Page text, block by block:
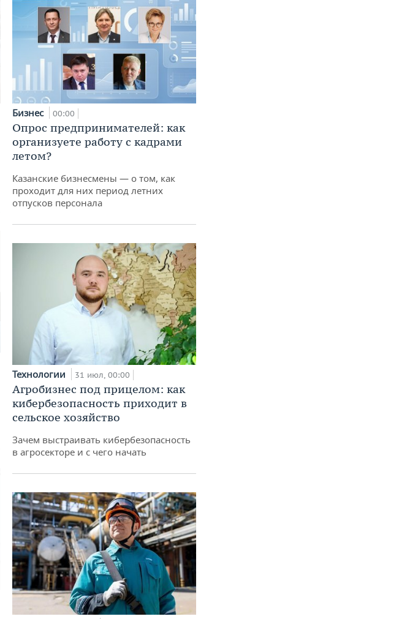
Бизнес 00:00
Опрос предпринимателей: как
организуете работу с кадрами
летом?
Казанские бизнесмены — о том, как
проходит для них период летних
отпусков персонала
Технологии 31 июл, 00:00
Агробизнес под прицелом: как
кибербезопасность приходит в
сельское хозяйство
Зачем выстраивать кибербезопасность
в агросекторе и с чего начать